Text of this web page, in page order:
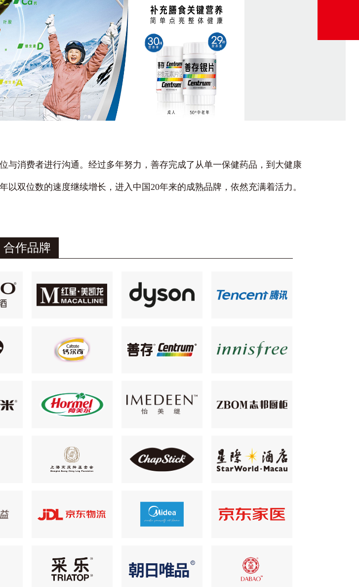
与消费者进行沟通。经过多年努力，善存完成了从单一保健药品，到大健康
双位数的速度继续增长，进入中国20年来的成熟品牌，依然充满着活力。
合作品牌